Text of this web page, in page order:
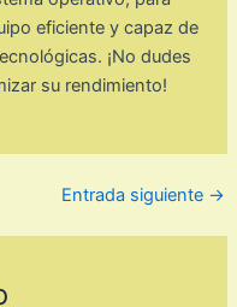
eficiente y capaz de
¡No dudes
su rendimiento!
Entrada siguiente →